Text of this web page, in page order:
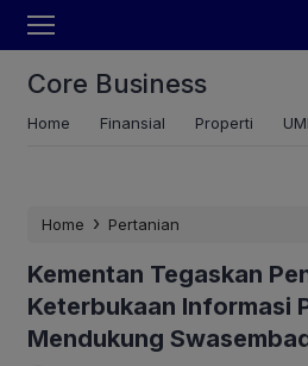
Core Business
Home Finansial Properti
Home › Pertanian
Kementan Tegaskan
Keterbukaan Informasi
Mendukung